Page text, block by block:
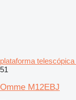
plataforma
51
Omme M12EBJ